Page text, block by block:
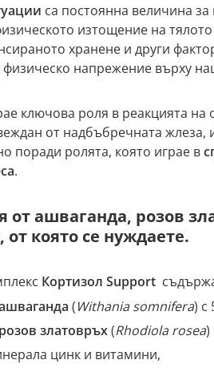
са постоянна величина
изтощение на
хранене и други
напрежение върху
ключова роля в реакцията на
от надбъбречната жлеза,
поради ролята, която играе в
.
от ашваганда, розов
от която се нуждаете.
Кортизол Support
(Withania somnifera) с
златовръх(Rhodiola rosea)
цинк и витамини,